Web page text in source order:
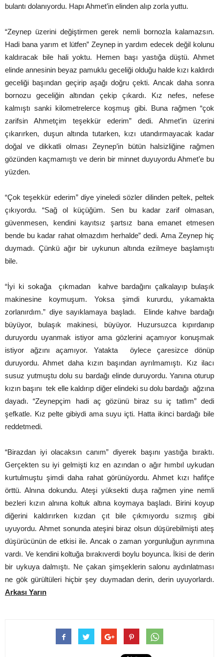
bulantı dolanıyordu. Hapı Ahmet’in elinden alıp zorla yuttu.
“Zeynep üzerini değiştirmen gerek nemli bornozla kalamazsın.
Hadi bana yarım et lütfen” Zeynep in yardım edecek değil kolunu
kaldıracak bile hali yoktu. Hemen başı yastığa düştü. Ahmet
elinde annesinin beyaz pamuklu geceliği olduğu halde kızı kaldırdı
geceliği başından geçirip aşağı doğru çekti. Ancak daha sonra
bornozu geceliğin altından çekip çıkardı. Kız nefes, nefese
kalmıştı sanki kilometrelerce koşmuş gibi. Buna rağmen “çok
zarifsin Ahmetçim teşekkür ederim” dedi. Ahmet’in üzerini
çıkarırken, duşun altında tutarken, kızı utandırmayacak kadar
doğal ve dikkatli olması Zeynep’in bütün halsizliğine rağmen
gözünden kaçmamıştı ve derin bir minnet duyuyordu Ahmet’e bu
yüzden.
“Çok teşekkür ederim” diye yineledi sözler dilinden peltek, peltek
çıkıyordu. “Sağ ol küçüğüm. Sen bu kadar zarif olmasan,
güvenmesen, kendini kayıtsız şartsız bana emanet etmesen
bende bu kadar rahat olmazdım herhalde” dedi. Ama Zeynep hiç
duymadı. Çünkü ağır bir uykunun altında ezilmeye başlamıştı
bile.
“İyi ki sokağa çıkmadan kahve bardağını çalkalayıp bulaşık
makinesine koymuşum. Yoksa şimdi kururdu, yıkamakta
zorlanırdım.” diye sayıklamaya başladı. Elinde kahve bardağı
büyüyor, bulaşık makinesi, büyüyor. Huzursuzca kıpırdanıp
duruyordu uyanmak istiyor ama gözlerini açamıyor konuşmak
istiyor ağzını açamıyor. Yatakta öylece çaresizce dönüp
duruyordu. Ahmet daha kızın başından ayrılmamıştı. Kız ilacı
susuz yutmuştu dolu su bardağı elinde duruyordu. Yanına oturup
kızın başını tek elle kaldırıp diğer elindeki su dolu bardağı ağzına
dayadı. “Zeynepçim hadi aç gözünü biraz su iç tatlım” dedi
şefkatle. Kız pelte gibiydi ama suyu içti. Hatta ikinci bardağı bile
reddetmedi.
“Birazdan iyi olacaksın canım” diyerek başını yastığa bıraktı.
Gerçekten su iyi gelmişti kız en azından o ağır hımbıl uykudan
kurtulmuştu şimdi daha rahat görünüyordu. Ahmet kızı hafifçe
örttü. Alnına dokundu. Ateşi yüksekti duşa rağmen yine nemli
bezleri kızın alnına koltuk altına koymaya başladı. Birini koyup
diğerini kaldırırken kızdan çıt bile çıkmıyordu sızmış gibi
uyuyordu. Ahmet sonunda ateşini biraz olsun düşürebilmişti ateş
düşürücünün de etkisi ile. Ancak o zaman yorgunluğun ayrımına
vardı. Ve kendini koltuğa bırakıverdi boylu boyunca. İkisi de derin
bir uykuya dalmıştı. Ne çakan şimşeklerin salonu aydınlatması
ne gök gürültüleri hiçbir şey duymadan derin, derin uyuyorlardı.
Arkası Yarın